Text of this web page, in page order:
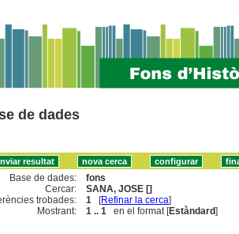
de dades
Base de dades:
fons
Cercar:
SANA, JOSE []
trobades:
1 [Refinar la cerca]
Mostrant:
1 .. 1 en el format [Estàndard]